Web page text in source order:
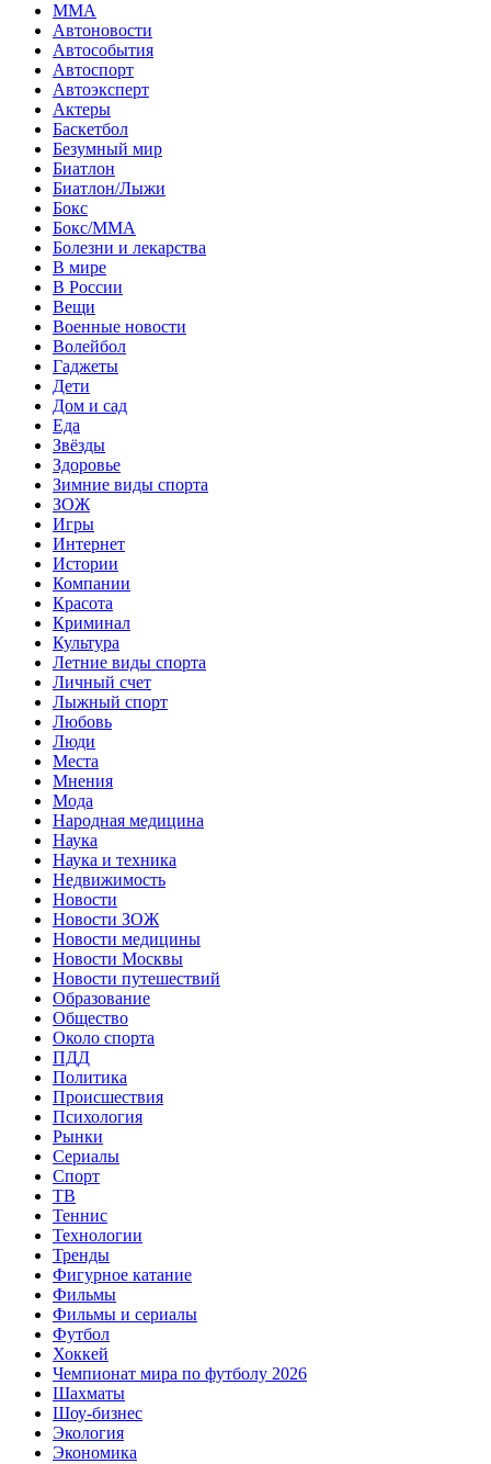
MMA
Автоновости
Автособытия
Автоспорт
Автоэксперт
Актеры
Баскетбол
Безумный мир
Биатлон
Биатлон/Лыжи
Бокс
Бокс/MMA
Болезни и лекарства
В мире
В России
Вещи
Военные новости
Волейбол
Гаджеты
Дети
Дом и сад
Еда
Звёзды
Здоровье
Зимние виды спорта
ЗОЖ
Игры
Интернет
Истории
Компании
Красота
Криминал
Культура
Летние виды спорта
Личный счет
Лыжный спорт
Любовь
Люди
Места
Мнения
Мода
Народная медицина
Наука
Наука и техника
Недвижимость
Новости
Новости ЗОЖ
Новости медицины
Новости Москвы
Новости путешествий
Образование
Общество
Около спорта
ПДД
Политика
Происшествия
Психология
Рынки
Сериалы
Спорт
ТВ
Теннис
Технологии
Тренды
Фигурное катание
Фильмы
Фильмы и сериалы
Футбол
Хоккей
Чемпионат мира по футболу 2026
Шахматы
Шоу-бизнес
Экология
Экономика